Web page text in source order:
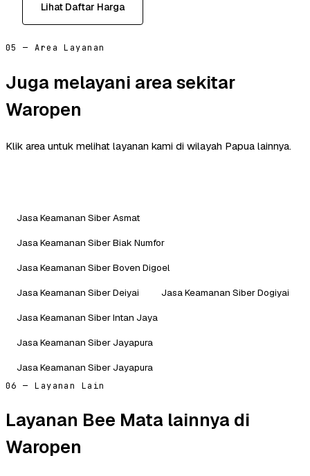
Lihat Daftar Harga
05 — Area Layanan
Juga melayani area sekitar
Waropen
Klik area untuk melihat layanan kami di wilayah Papua lainnya.
Jasa Keamanan Siber Asmat
Jasa Keamanan Siber Biak Numfor
Jasa Keamanan Siber Boven Digoel
Jasa Keamanan Siber Deiyai
Jasa Keamanan Siber Dogiyai
Jasa Keamanan Siber Intan Jaya
Jasa Keamanan Siber Jayapura
Jasa Keamanan Siber Jayapura
06 — Layanan Lain
Layanan Bee Mata lainnya di
Waropen